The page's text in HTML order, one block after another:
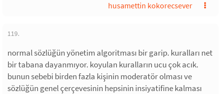
husamettin kokorecsever
119.
normal sözlüğün yönetim algoritması bir garip. kuralları net
bir tabana dayanmıyor. koyulan kuralların ucu çok acık.
bunun sebebi birden fazla kişinin moderatör olması ve
sözlüğün genel çerçevesinin hepsinin insiyatifine kalması